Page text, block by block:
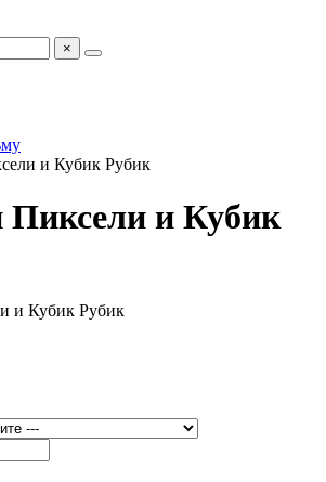
×
и Кубик Рубик
Пиксели и Кубик